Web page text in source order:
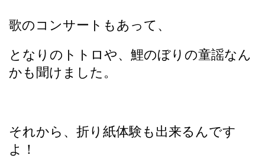
歌のコンサートもあって、
となりのトトロや、鯉のぼりの童謡なん
かも聞けました。
それから、折り紙体験も出来るんです
よ！